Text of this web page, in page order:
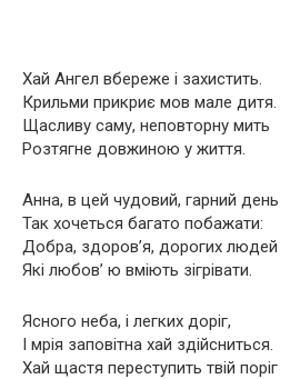
Хай Ангел вбереже і захистить.
Крильми прикриє мов мале дитя.
Щасливу саму, неповторну мить
Розтягне довжиною у життя.
Анна, в цей чудовий, гарний день
Так хочеться багато побажати:
Добра, здоров’я, дорогих людей
Які любов’ ю вміють зігрівати.
Ясного неба, і легких доріг,
І мрія заповітна хай здійсниться.
Хай щастя переступить твій поріг